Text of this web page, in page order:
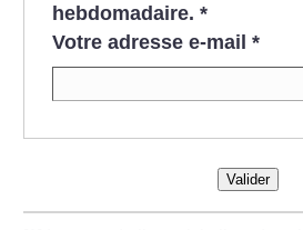
hebdomadaire. *
Votre adresse e-mail *
Valider